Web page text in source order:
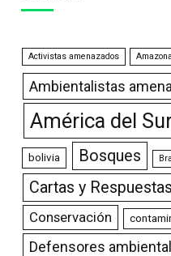
Activistas amenazados
Ambientalistas
América del
bolivia Bosques
Cartas y Respuestas
Conservación
Defensores